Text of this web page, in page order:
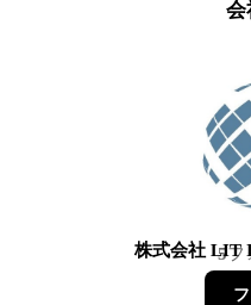
会
株式会社 LIT
5フ